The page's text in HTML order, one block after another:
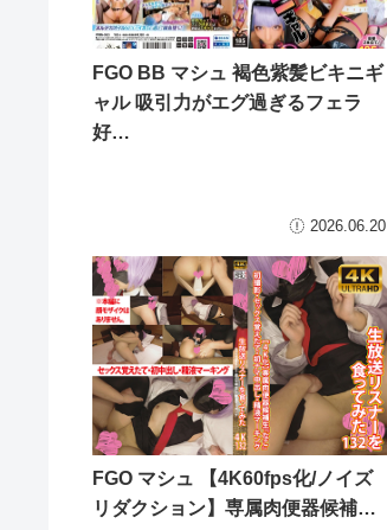
FGO BB マシュ 褐色紫髪ビキニギ
ャル 吸引力がエグ過ぎるフェラ
好…
2026.06.20
FGO マシュ 【4K60fps化/ノイズ
リダクション】専属肉便器候補…